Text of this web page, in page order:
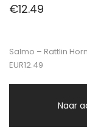
€12.49
Salmo – Rattlin
EUR12.49
Naar